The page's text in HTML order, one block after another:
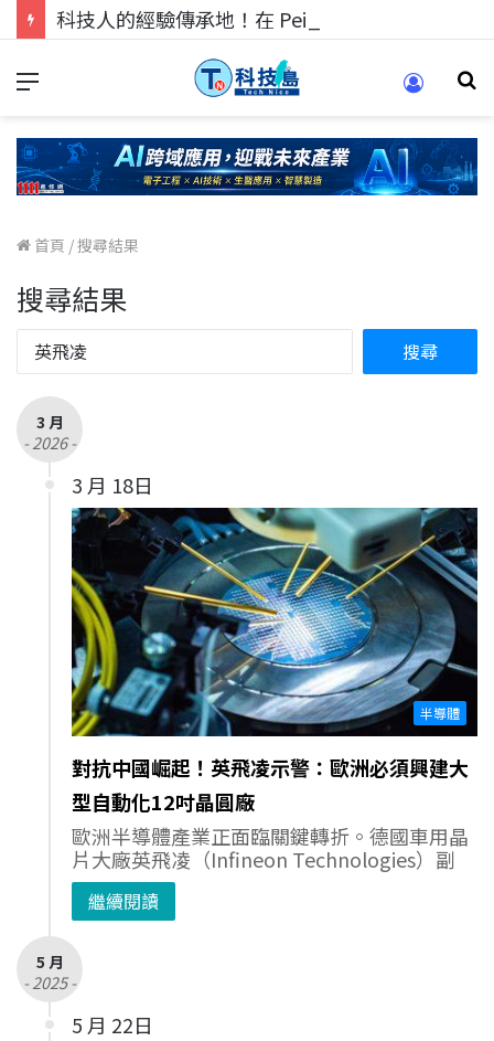
首頁 /搜尋結果
搜尋結果
3 月
- 2026 -
3 月 18日
半導體
對抗中國崛起！英飛凌示警：歐洲必須興建大
型自動化12吋晶圓廠
歐洲半導體產業正面臨關鍵轉折。德國車用晶
片大廠英飛凌（Infineon Technologies）副
繼續閱讀
5 月
- 2025 -
5 月 22日